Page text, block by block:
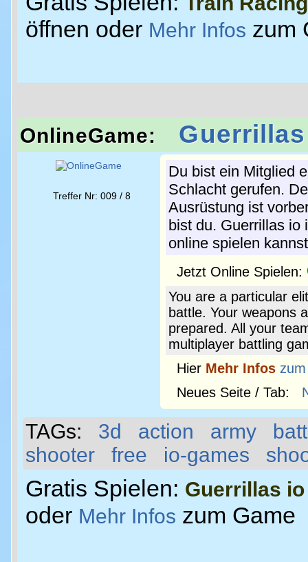
öffnen oder Mehr Infos zum
OnlineGame:
Treffer Nr: 009 / 8
Du bist ein Mitglied
Schlacht gerufen.
Ausrüstung ist
bist du. Guerrillas io
online spielen
Jetzt Online Spielen:
You are a particular
battle. Your weapons
prepared. All your
multiplayer battling
Hier Mehr Infos
Neues Seite / Tab:
TAGs: 3d action army
shooter
free io-games
Gratis Spielen: Guerrillas io
oder Mehr Infos zum Game